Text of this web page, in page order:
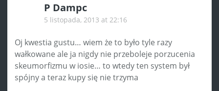
P Dampc
5 listopada, 2013 at 22:16
Oj kwestia gustu… wiem że to było tyle razy
wałkowane ale ja nigdy nie przeboleje porzucenia
skeumorfizmu w iosie… to wtedy ten system był
spójny a teraz kupy się nie trzyma